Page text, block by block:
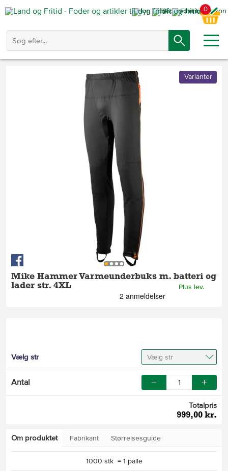
0
Mike Hammer Varmeunderbuks m. batteri og
lader str. 4XL
Plus lev.
Varianter
Vælg str Vælg str
Antal
Totalpris
999,00 kr.
Om produktet Fabrikant Størrelsesguide
1000 stk = 1 palle